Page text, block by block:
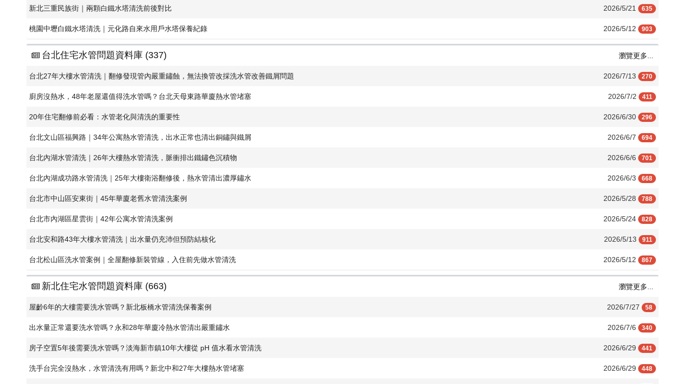
新北三重民族街｜兩顆白鐵水塔清洗前後對比 2026/5/21 635
桃園中壢白鐵水塔清洗｜元化路自來水用戶水塔保養紀錄 2026/5/12 903
台北住宅水管問題資料庫 (337) 瀏覽更多...
​台北27年大樓水管清洗｜翻修發現管內嚴重鏽蝕，無法換管改採洗水管改善鐵屑問題 2026/7/13 270
廚房沒熱水，48年老屋還值得洗水管嗎？台北天母東路華廈熱水管堵塞 2026/7/2 411
20年住宅翻修前必看：水管老化與清洗的重要性 2026/6/30 296
台北文山區福興路｜34年公寓熱水管清洗，出水正常也清出銅鏽與鐵屑 2026/6/7 694
台北內湖水管清洗｜26年大樓熱水管清洗，脈衝排出鐵鏽色沉積物 2026/6/6 701
台北內湖成功路水管清洗｜25年大樓衛浴翻修後，熱水管清出濃厚鏽水 2026/6/3 668
台北市中山區安東街｜45年華廈老舊水管清洗案例 2026/5/28 788
台北市內湖區星雲街｜42年公寓水管清洗案例 2026/5/24 828
台北安和路43年大樓水管清洗｜出水量仍充沛但預防結核化 2026/5/13 911
台北松山區洗水管案例｜全屋翻修新裝管線，入住前先做水管清洗 2026/5/12 867
新北住宅水管問題資料庫 (663) 瀏覽更多...
屋齡6年的大樓需要洗水管嗎？新北板橋水管清洗保養案例 2026/7/27 58
​出水量正常還要洗水管嗎？永和28年華廈冷熱水管清出嚴重鏽水 2026/7/6 340
房子空置5年後需要洗水管嗎？淡海新市鎮10年大樓從 pH 值水看水管清洗 2026/6/29 441
洗手台完全沒熱水，水管清洗有用嗎？新北中和27年大樓熱水管堵塞 2026/6/29 448